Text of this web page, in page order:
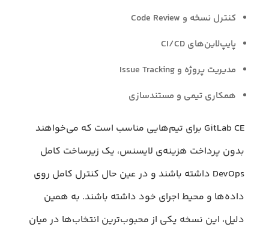
کنترل نسخه و Code Review
پایپ‌لاین‌های CI/CD
مدیریت پروژه و Issue Tracking
همکاری تیمی و مستندسازی
GitLab CE برای تیم‌هایی مناسب است که می‌خواهند
بدون پرداخت هزینه‌ی لایسنس، یک زیرساخت کامل
DevOps داشته باشند و در عین حال کنترل کامل روی
داده‌ها و محیط اجرای خود داشته باشند. به همین
دلیل، این نسخه یکی از محبوب‌ترین انتخاب‌ها در میان